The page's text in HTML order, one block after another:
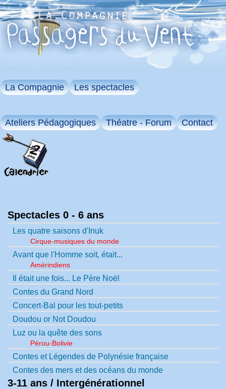
La Compagnie Les spectacles
Ateliers Pédagogiques Théatre - Forum Contact
Spectacles 0 - 6 ans
Les quatre saisons d'Inuk
Cirque-musiques du monde
Avant que l'Homme soit, était...
Amérindiens
Il était une fois... Le Père Noël
Contes du Grand Nord
Concert-Bal pour les tout-petits
Doudou or Not Doudou
Luz ou la quête des sons
Pérou-Bolivie
Contes et Légendes de Polynésie française
Contes des mers et des océans du monde
3-11 ans / Intergénérationnel